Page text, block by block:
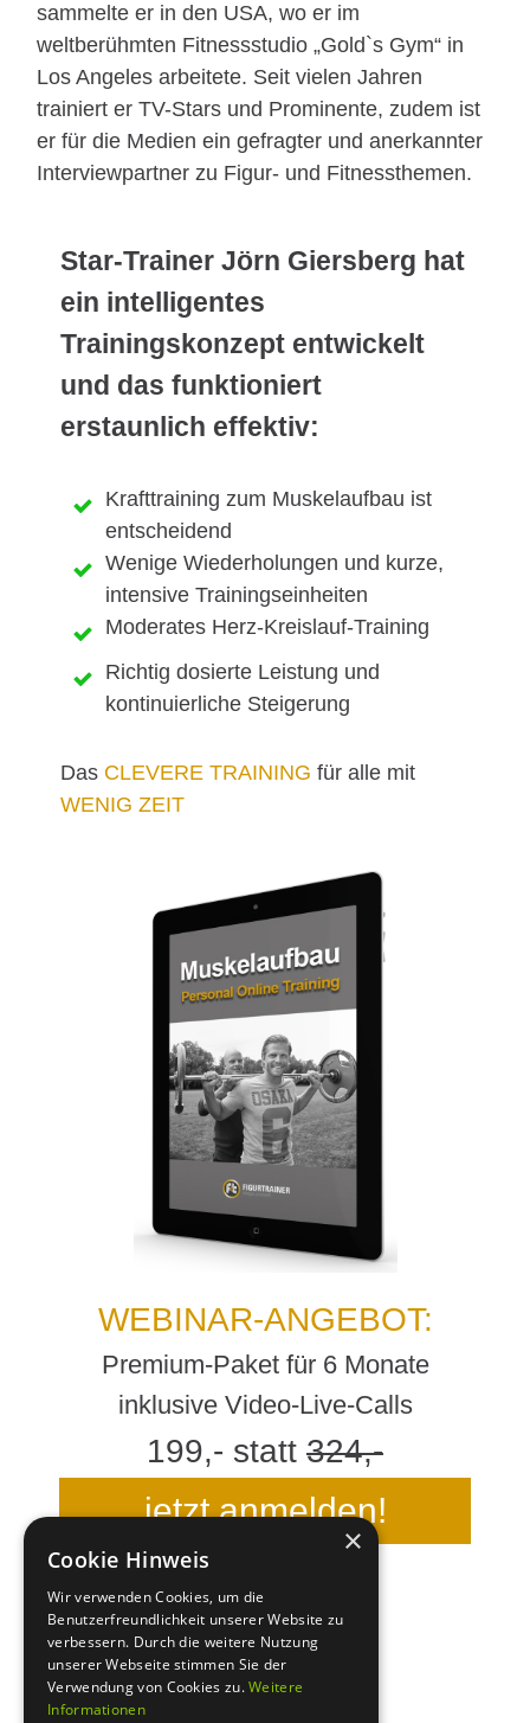
sammelte er in den USA, wo er im
weltberühmten Fitnessstudio „Gold`s Gym“ in
Los Angeles arbeitete. Seit vielen Jahren
trainiert er TV-Stars und Prominente, zudem ist
er für die Medien ein gefragter und anerkannter
Interviewpartner zu Figur- und Fitnessthemen.
Star-Trainer Jörn Giersberg hat
ein intelligentes
Trainingskonzept entwickelt
und das funktioniert
erstaunlich effektiv:
Krafttraining zum Muskelaufbau ist
entscheidend
Wenige Wiederholungen und kurze,
intensive Trainingseinheiten
Moderates Herz-Kreislauf-Training
Richtig dosierte Leistung und
kontinuierliche Steigerung
Das CLEVERE TRAINING für alle mit
WENIG ZEIT
WEBINAR-ANGEBOT:
Premium-Paket für 6 Monate
inklusive Video-Live-Calls
199,- statt 324,-
jetzt anmelden!
×
Cookie Hinweis
Wir verwenden Cookies, um die
Benutzerfreundlichkeit unserer Website zu
verbessern. Durch die weitere Nutzung
unserer Webseite stimmen Sie der
Verwendung von Cookies zu.Weitere
Informationen